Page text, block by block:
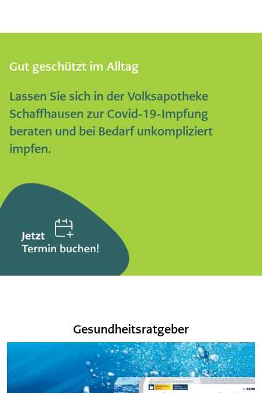
Gut geschützt im Alltag
Lassen Sie sich in der Volksapotheke
Schaffhausen zur Covid-19-Impfung
beraten und bei Bedarf unkompliziert
impfen.
Gesundheitsratgeber